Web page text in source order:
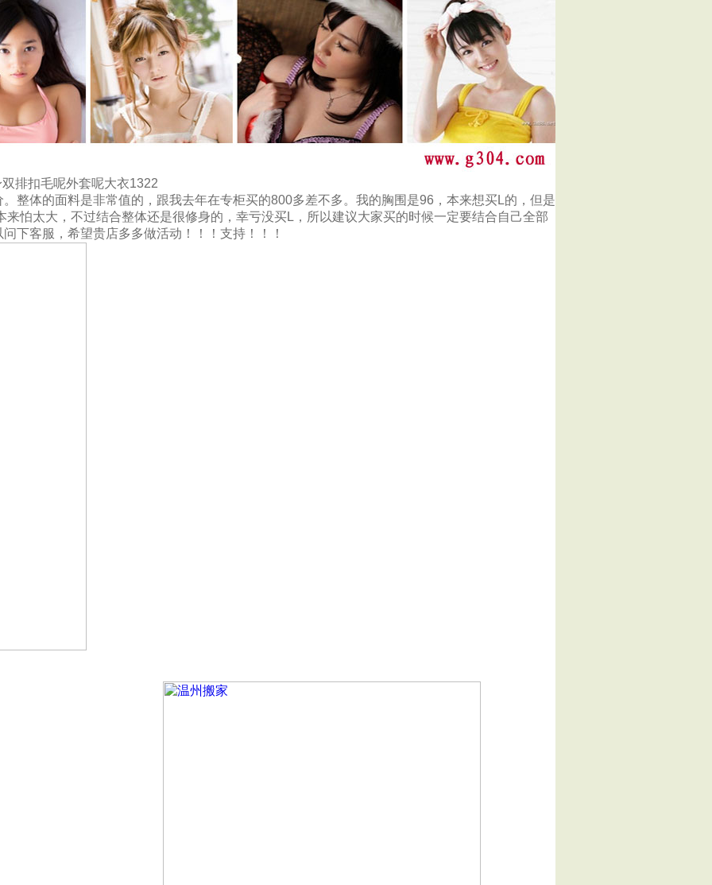
排扣毛呢外套呢大衣1322
整体的面料是非常值的，跟我去年在专柜买的800多差不多。我的胸围是96，本来想买L的，但是
怕太大，不过结合整体还是很修身的，幸亏没买L，所以建议大家买的时候一定要结合自己全部
下客服，希望贵店多多做活动！！！支持！！！